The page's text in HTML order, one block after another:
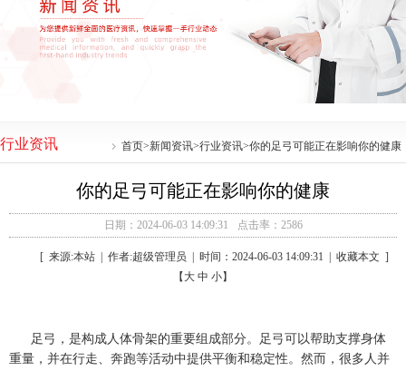
行业资讯 首页>新闻资讯>行业资讯>你的足弓可能正在影响你的健康
你的足弓可能正在影响你的健康
日期：2024-06-03 14:09:31 点击率：2586
[ 来源:本站 | 作者:超级管理员 | 时间：2024-06-03 14:09:31 | 收藏本文 ]
【大 中 小】
足弓，是构成人体骨架的重要组成部分。足弓可以帮助支撑身体
重量，并在行走、奔跑等活动中提供平衡和稳定性。然而，很多人并